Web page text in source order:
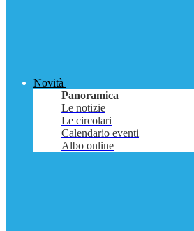
Novità
Panoramica
Le notizie
Le circolari
Calendario eventi
Albo online